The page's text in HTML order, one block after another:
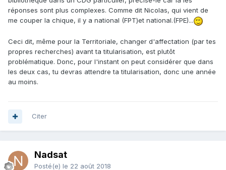
réponses sont plus complexes. Comme dit Nicolas, qui vient de
me couper la chique, il y a national (FPT)et national.(FPE)...
Ceci dit, même pour la Territoriale, changer d'affectation (par tes
propres recherches) avant ta titularisation, est plutôt
problématique. Donc, pour l'instant on peut considérer que dans
les deux cas, tu devras attendre ta titularisation, donc une année
au moins.
Citer
Nadsat
Posté(e) le 22 août 2018